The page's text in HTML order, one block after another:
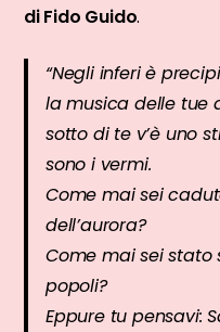
di Fido Guido.
“Negli inferi è
la musica delle tue
sotto di te v’è uno
sono i vermi.
Come mai sei
dell’aurora?
Come mai sei stato
popoli?
Eppure tu pensavi: